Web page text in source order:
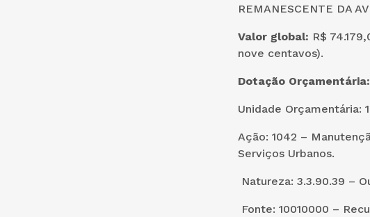
REMANESCENTE DA
Valor global: R$
nove centavos).
Dotação Orçamentária
Unidade Orçamentária:
Ação: 1042 –
Serviços Urbanos.
Natureza: 3.3.90.39 –
Fonte: 10010000 –